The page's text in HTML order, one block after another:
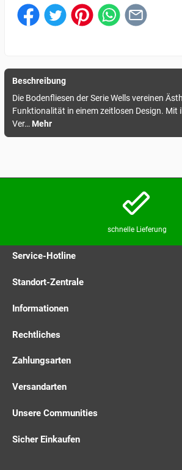
Beschreibung
Die Bodenfliesen der Serie Wells vereinen
Funktionalität in einem zeitlosen Design. Mit
Ver… Mehr
schnelle Lieferung
Service-Hotline
Standort-Zentrale
Informationen
Rechtliches
Zahlungsarten
Versandarten
Unsere Communities
Sicher Einkaufen